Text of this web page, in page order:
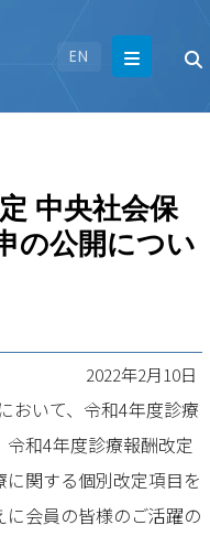
EN
中央社会保
の公開につい
2022年2月10日
おいて、令和4年度診療
和4年度診療報酬改定
関する個別改定項目を
会員の皆様のご活躍の